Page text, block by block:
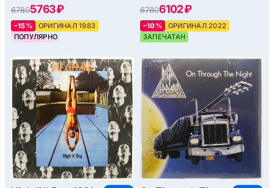
67805763 ₽
–15%
ОРИГИНАЛ 1983
ПОПУЛЯРНО
67806102 ₽
–10%
ОРИГИНАЛ 2022
ЗАПЕЧАТАН